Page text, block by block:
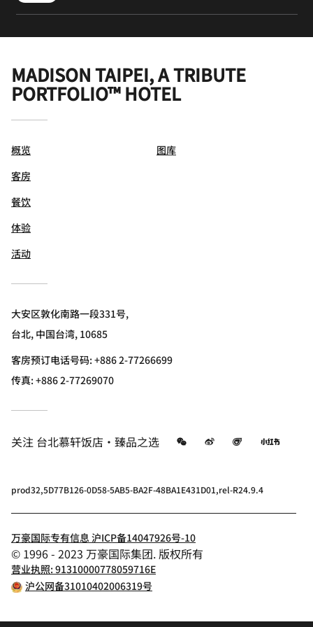
MADISON TAIPEI, A TRIBUTE
PORTFOLIO™ HOTEL
概览
客房
餐饮
体验
活动
图库
大安区敦化南路一段331号,
台北, 中国台湾, 10685
客房预订电话号码: +886 2-77266699
传真:+886 2-77269070
关注 台北慕轩饭店·臻品之选 微信 微博 飞猪 小红书
prod32,5D77B126-0D58-5AB5-BA2F-48BA1E431D01,rel-R24.9.4
万豪国际专有信息 沪ICP备14047926号-10
© 1996 - 2023 万豪国际集团. 版权所有
营业执照: 91310000778059716E
沪公网备31010402006319号